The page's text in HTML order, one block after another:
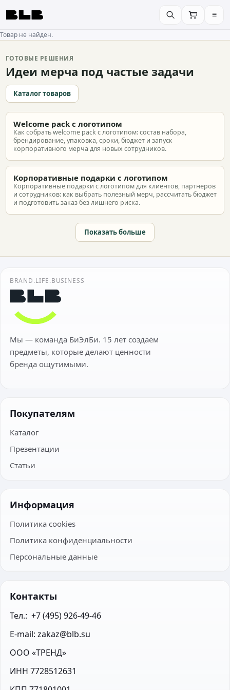
BLB ≡
Товар не найден.
ГОТОВЫЕ РЕШЕНИЯ
Идеи мерча под частые задачи
Каталог товаров
Welcome pack с логотипом
Как собрать welcome pack с логотипом: состав набора,
брендирование, упаковка, сроки, бюджет и запуск
корпоративного мерча для новых сотрудников.
Корпоративные подарки с логотипом
Корпоративные подарки с логотипом для клиентов, партнеров
и сотрудников: как выбрать полезный мерч, рассчитать бюджет
и подготовить заказ без лишнего риска.
Показать больше
BRAND.LIFE.BUSINESS
Мы — команда БиЭлБи. 15 лет создаём
предметы, которые делают ценности
бренда ощутимыми.
Покупателям
Каталог
Презентации
Статьи
Информация
Политика cookies
Политика конфиденциальности
Персональные данные
Контакты
Тел.:  +7 (495) 926-49-46
E-mail: zakaz@blb.su
ООО «ТРЕНД»
ИНН 7728512631